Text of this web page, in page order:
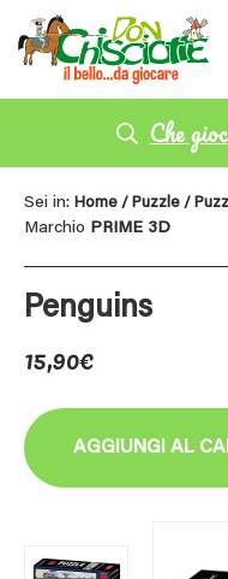
Che
Sei in: Home / Puzzle /
Marchio PRIME 3D
Penguins
15,90€
AGGIUNGI AL